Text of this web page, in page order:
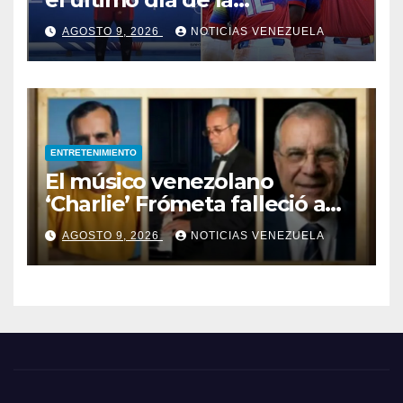
competencia y asegura el
cuarto lugar en el premiación
de los Juegos CAC 2026
AGOSTO 9, 2026 NOTICIAS VENEZUELA
ENTRETENIMIENTO
El músico venezolano
‘Charlie’ Frómeta falleció a
sus 82 años
AGOSTO 9, 2026 NOTICIAS VENEZUELA